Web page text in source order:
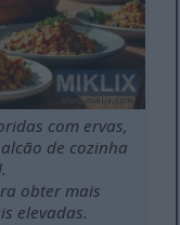
com ervas,
de cozinha
obter mais
elevadas.